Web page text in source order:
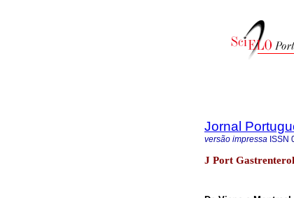
Jornal
versão impressa ISSN
J Port